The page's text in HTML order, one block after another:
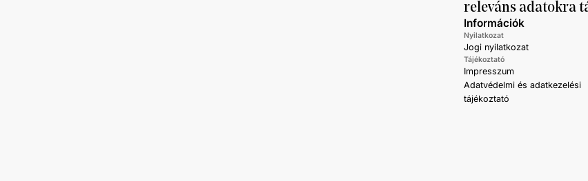
releváns adatokra
Információk
Nyilatkozat
Jogi nyilatkozat
Tájékoztató
Impresszum
Adatvédelmi és adatkezelési
tájékoztató